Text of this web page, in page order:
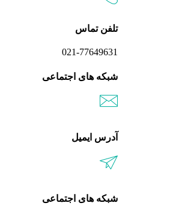
تلفن تماس
021-77649631
شبکه های اجتماعی
آدرس ایمیل
شبکه های اجتماعی